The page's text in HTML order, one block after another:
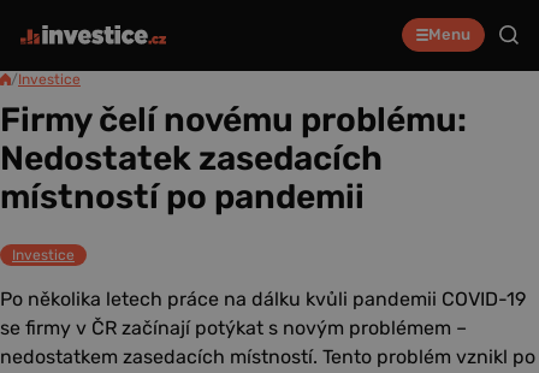
Menu
/Investice
Firmy čelí novému problému:
Nedostatek zasedacích
místností po pandemii
Investice
Po několika letech práce na dálku kvůli pandemii COVID-19
se firmy v ČR začínají potýkat s novým problémem –
nedostatkem zasedacích místností. Tento problém vznikl po